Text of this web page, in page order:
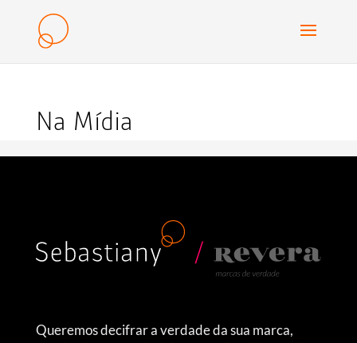
Na Mídia
Queremos decifrar a verdade da sua marca,